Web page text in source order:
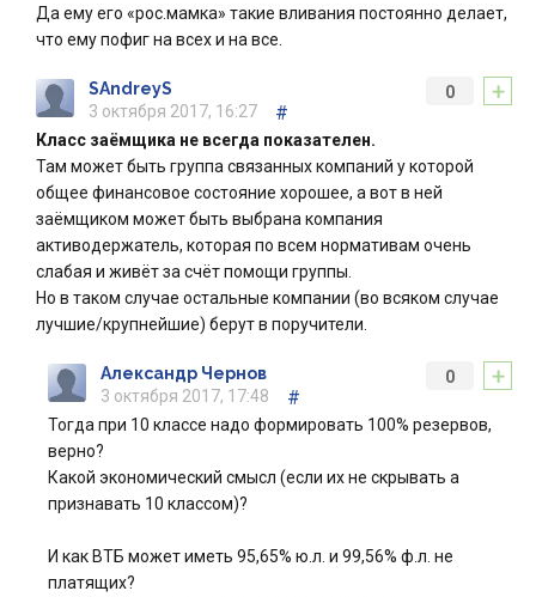
Да ему его «рос.мамка» такие вливания постоянно делает,
что ему пофиг на всех и на все.
+
0
SAndreyS
3 октября 2017, 16:27
#
Класс заёмщика не всегда показателен.
Там может быть группа связанных компаний у которой
общее финансовое состояние хорошее, а вот в ней
заёмщиком может быть выбрана компания
активодержатель, которая по всем нормативам очень
слабая и живёт за счёт помощи группы.
Но в таком случае остальные компании (во всяком случае
лучшие/крупнейшие) берут в поручители.
+
0
Александр Чернов
3 октября 2017, 17:48
#
Тогда при 10 классе надо формировать 100% резервов,
верно?
Какой экономический смысл (если их не скрывать а
признавать 10 классом)?
И как ВТБ может иметь 95,65% ю.л. и 99,56% ф.л. не
платящих?